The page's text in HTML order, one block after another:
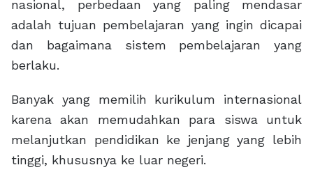
nasional, perbedaan yang paling mendasar
adalah tujuan pembelajaran yang ingin dicapai
dan bagaimana sistem pembelajaran yang
berlaku.
Banyak yang memilih kurikulum internasional
karena akan memudahkan para siswa untuk
melanjutkan pendidikan ke jenjang yang lebih
tinggi, khususnya ke luar negeri.